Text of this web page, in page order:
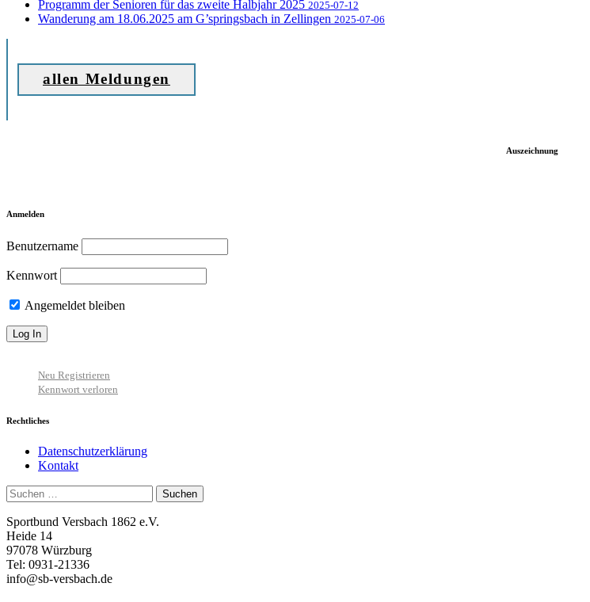
Programm der Senioren für das zweite Halbjahr 2025 2025-07-12
Wanderung am 18.06.2025 am G’springsbach in Zellingen 2025-07-06
allen Meldungen
Auszeichnung
Anmelden
Benutzername
Kennwort
Angemeldet bleiben
Neu Registrieren
Kennwort verloren
Rechtliches
Datenschutzerklärung
Kontakt
Suchen
nach:
Sportbund Versbach 1862 e.V.
Heide 14
97078 Würzburg
Tel: 0931-21336
info@sb-versbach.de